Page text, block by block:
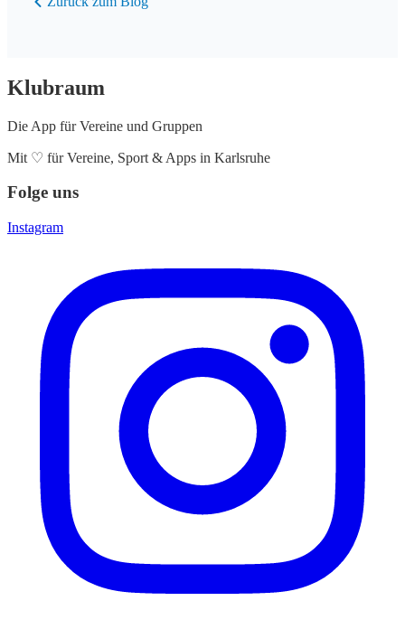
Klubraum
Die App für Vereine und Gruppen
Mit ♡ für Vereine, Sport & Apps in Karlsruhe
Folge uns
Instagram